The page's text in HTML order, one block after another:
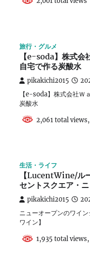
旅行・グルメ
【e-soda】株式会
自宅で作る炭酸水
pikakichi2015
【e-soda】株式会社Ｗ
炭酸水
2,061 total
生活・ライフ
【LucentWine/ル
セントスクエア・
pikakichi2015
ニューオープンのワイ
ワイン】
1,935 total